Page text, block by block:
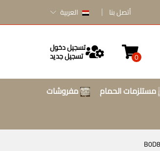
أتصل بنا العربية
0
تسجيل دخول
تسجيل جديد
مستلزمات الحمام
مفروشات